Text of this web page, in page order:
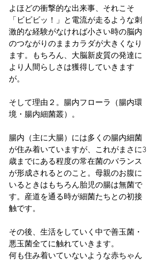
よほどの衝撃的な出来事、それこそ
「ビビビッ！」と電流が走るような刺
激的な経験がなければ小さい時の脳内
のつながりのままカラダが大きくなり
ます。もちろん、大脳新皮質の発達に
より人間らしさは獲得していきます
が。
そして理由２。腸内フローラ（腸内環
境・腸内細菌叢）。
腸内（主に大腸）には多くの腸内細菌
が住み着いていますが、これがまさに3
歳までにある程度の常在菌のバランス
が形成されるとのこと。母親のお腹に
いるときはもちろん胎児の腸は無菌で
す。産道を通る時が細菌たちとの初接
触です。
その後、生活をしていく中で善玉菌・
悪玉菌全てに触れていきます。
何も住み着いていないような赤ちゃん